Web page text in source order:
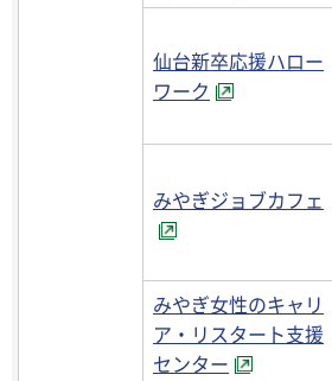
仙台新卒応援ハロー
ワーク
みやぎジョブカフェ
みやぎ女性のキャリ
ア・リスタート支援
センター